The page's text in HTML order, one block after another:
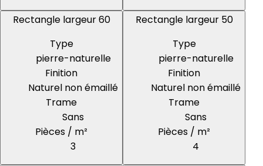
Rectangle largeur 60
Type
pierre-naturelle
Finition
Naturel non émaillé
Trame
Sans
Pièces / m²
3
Rectangle largeur 50
Type
pierre-naturelle
Finition
Naturel non émaillé
Trame
Sans
Pièces / m²
4